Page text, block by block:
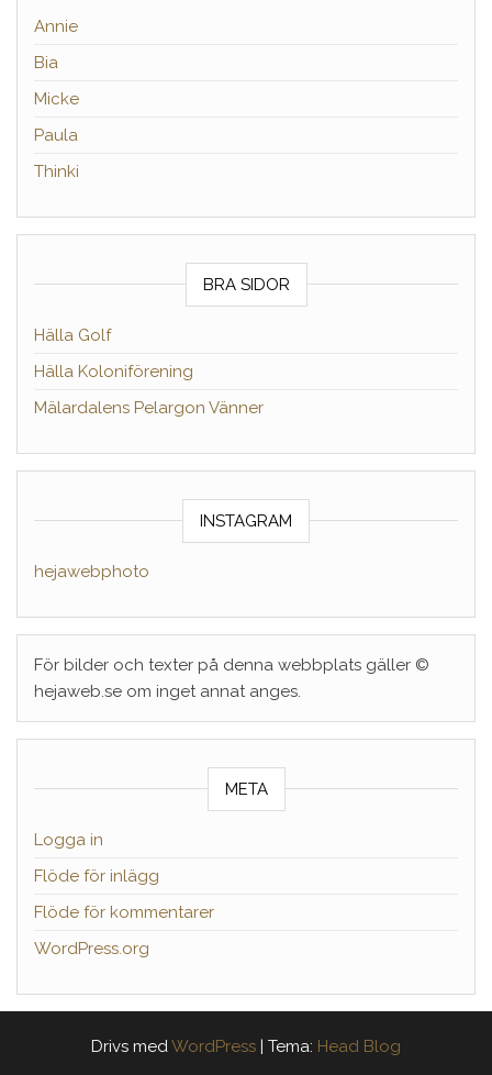
Annie
Bia
Micke
Paula
Thinki
BRA SIDOR
Hälla Golf
Hälla Koloniförening
Mälardalens Pelargon Vänner
INSTAGRAM
hejawebphoto
För bilder och texter på denna webbplats gäller ©
hejaweb.se om inget annat anges.
META
Logga in
Flöde för inlägg
Flöde för kommentarer
WordPress.org
Drivs medWordPress | Tema: Head Blog